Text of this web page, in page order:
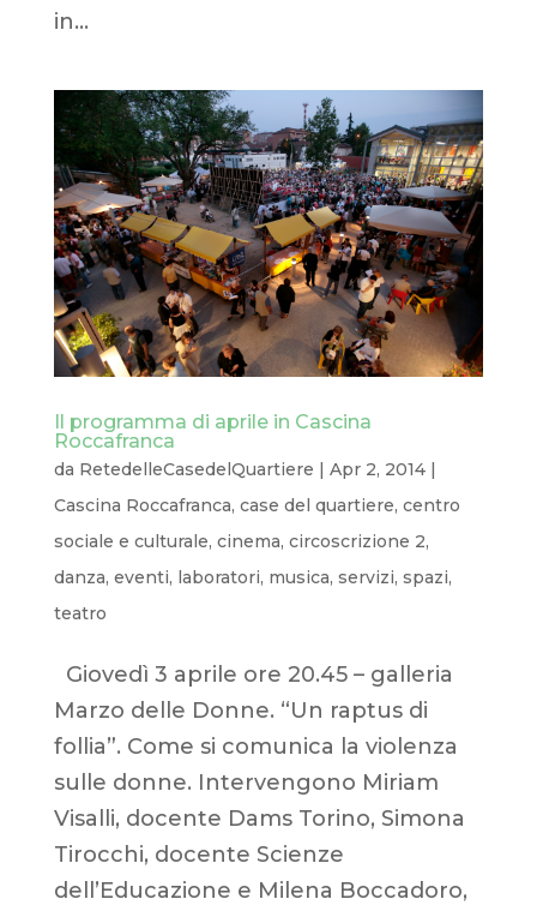
in...
Il programma di aprile in Cascina
Roccafranca
da RetedelleCasedelQuartiere | Apr 2, 2014|
Cascina Roccafranca, case del quartiere, centro
sociale e culturale, cinema, circoscrizione 2,
danza, eventi, laboratori, musica, servizi, spazi,
teatro
Giovedì 3 aprile ore 20.45 – galleria
Marzo delle Donne. “Un raptus di
follia”. Come si comunica la violenza
sulle donne. Intervengono Miriam
Visalli, docente Dams Torino, Simona
Tirocchi, docente Scienze
dell’Educazione e Milena Boccadoro,